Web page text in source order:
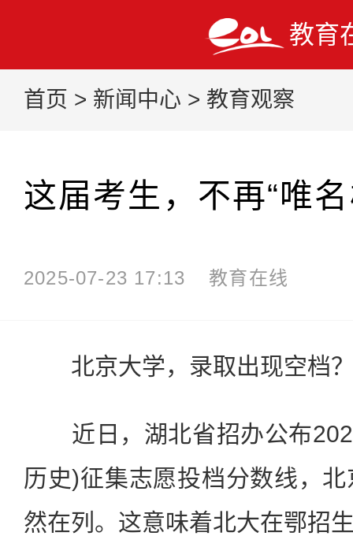
教育
首页 > 新闻中心 > 教育观察
这届考生，不再“唯
2025-07-23 17:13 教育在线
北京大学，录取出现空档
近日，湖北省招办公布
历史)征集志愿投档分数线，
然在列。这意味着北大在鄂招